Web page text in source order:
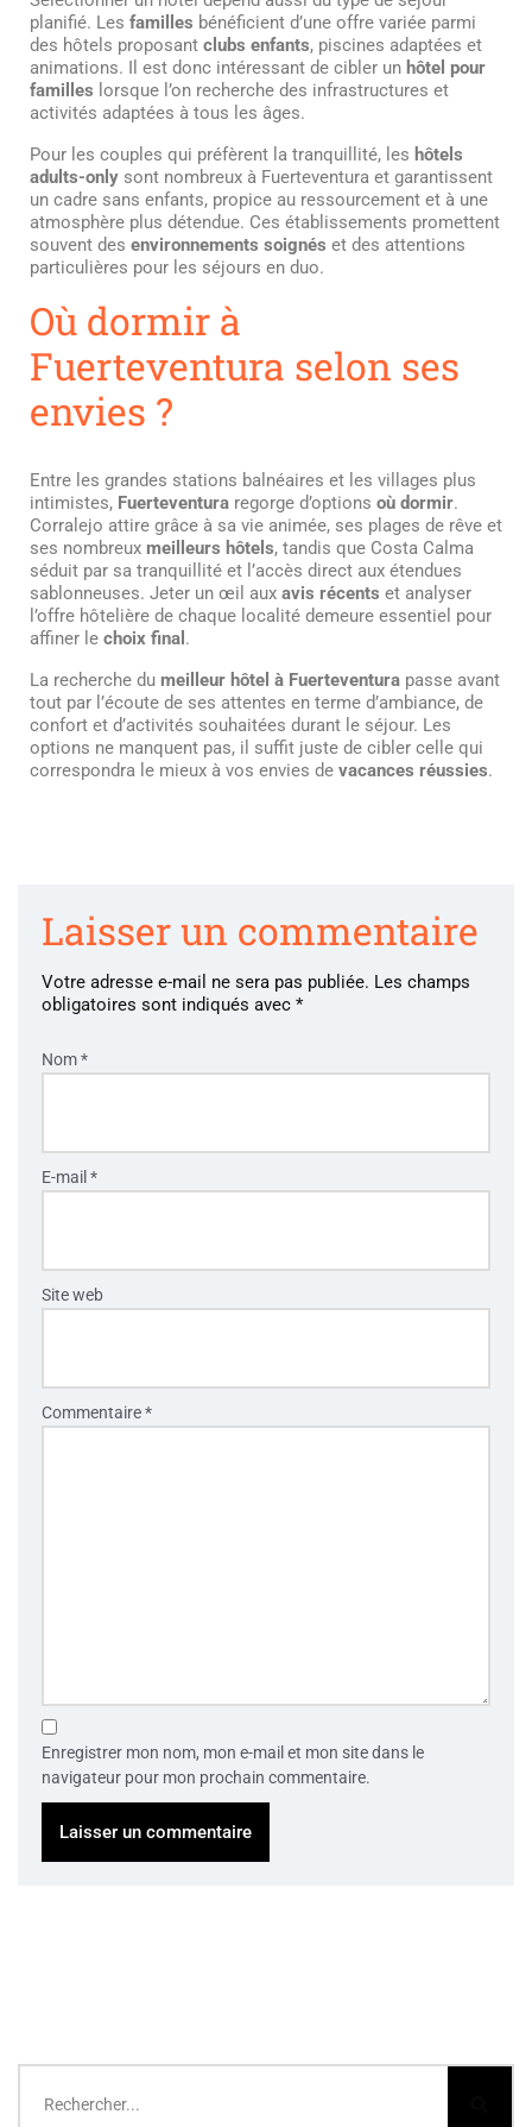
planifié. Les familles bénéficient d’une offre variée parmi
des hôtels proposant clubs enfants, piscines adaptées et
animations. Il est donc intéressant de cibler un hôtel pour
familles lorsque l’on recherche des infrastructures et
activités adaptées à tous les âges.
Pour les couples qui préfèrent la tranquillité, les hôtels
adults-only sont nombreux à Fuerteventura et garantissent
un cadre sans enfants, propice au ressourcement et à une
atmosphère plus détendue. Ces établissements promettent
souvent des environnements soignés et des attentions
particulières pour les séjours en duo.
Où dormir à
Fuerteventura selon ses
envies ?
Entre les grandes stations balnéaires et les villages plus
intimistes, Fuerteventura regorge d’options où dormir.
Corralejo attire grâce à sa vie animée, ses plages de rêve et
ses nombreux meilleurs hôtels, tandis que Costa Calma
séduit par sa tranquillité et l’accès direct aux étendues
sablonneuses. Jeter un œil aux avis récents et analyser
l’offre hôtelière de chaque localité demeure essentiel pour
affiner le choix final .
La recherche du meilleur hôtel à Fuerteventura passe avant
tout par l’écoute de ses attentes en terme d’ambiance, de
confort et d’activités souhaitées durant le séjour. Les
options ne manquent pas, il suffit juste de cibler celle qui
correspondra le mieux à vos envies de vacances réussies.
Laisser un commentaire
Votre adresse e-mail ne sera pas publiée. Les champs
obligatoires sont indiqués avec *
Nom*
E-mail *
Site web
Commentaire*
Enregistrer mon nom, mon e-mail et mon site dans le
navigateur pour mon prochain commentaire.